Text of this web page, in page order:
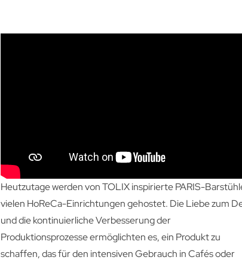
Heutzutage werden von TOLIX inspirierte PARIS-
vielen HoReCa-Einrichtungen gehostet. Die Liebe zum
und die kontinuierliche Verbesserung der
Produktionsprozesse ermöglichten es, ein Produkt zu
schaffen, das für den intensiven Gebrauch in Cafés oder